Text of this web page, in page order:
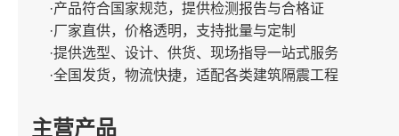
·产品符合国家规范，提供检测报告与合格证
·厂家直供，价格透明，支持批量与定制
·提供选型、设计、供货、现场指导一站式服务
·全国发货，物流快捷，适配各类建筑隔震工程
主营产品